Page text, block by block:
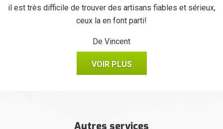
il est très difficile de trouver des artisans fiables et sérieux,
ceux la en font parti!
De Vincent
VOIR PLUS
Autres services